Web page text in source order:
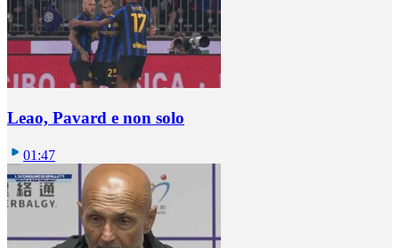
Leao, Pavard e non solo
01:47